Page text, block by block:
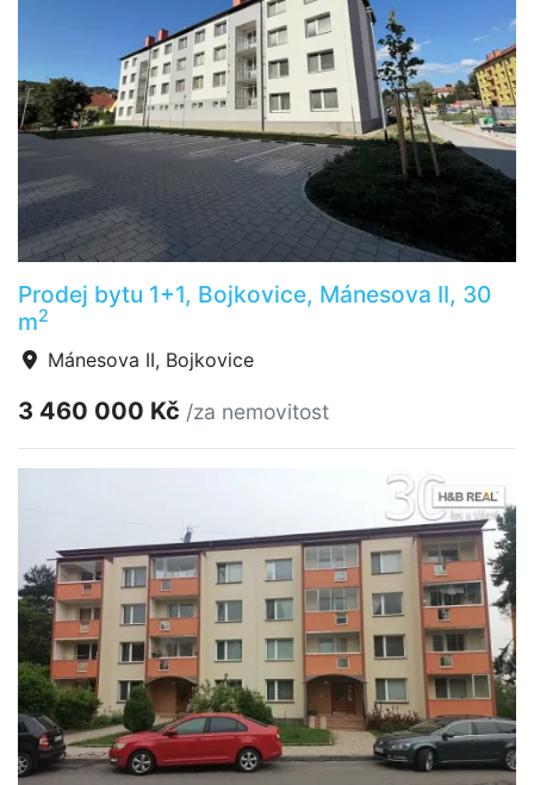
Prodej bytu 1+1, Bojkovice, Mánesova II, 30
m2
Mánesova II, Bojkovice
3 460 000 Kč /za nemovitost